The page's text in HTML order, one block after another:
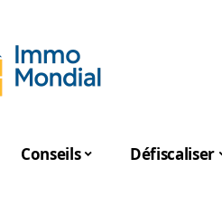
Conseils Défiscaliser